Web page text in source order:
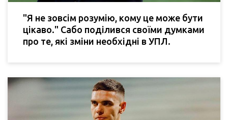
"Я не зовсім розумію, кому це може бути
цікаво." Сабо поділився своїми думками
про те, які зміни необхідні в УПЛ.